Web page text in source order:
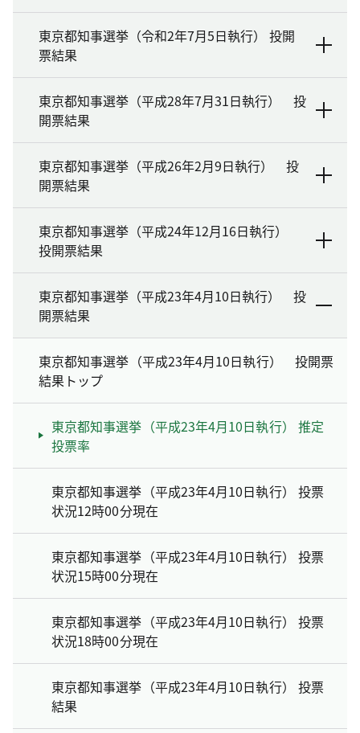
東京都知事選挙（令和2年7月5日執行） 投開
票結果
東京都知事選挙（平成28年7月31日執行） 投
開票結果
東京都知事選挙（平成26年2月9日執行） 投
開票結果
東京都知事選挙（平成24年12月16日執行）
投開票結果
東京都知事選挙（平成23年4月10日執行） 投
開票結果
東京都知事選挙（平成23年4月10日執行） 投開票
結果トップ
東京都知事選挙（平成23年4月10日執行） 推定
投票率
東京都知事選挙（平成23年4月10日執行） 投票
状況12時00分現在
東京都知事選挙（平成23年4月10日執行） 投票
状況15時00分現在
東京都知事選挙（平成23年4月10日執行） 投票
状況18時00分現在
東京都知事選挙（平成23年4月10日執行） 投票
結果